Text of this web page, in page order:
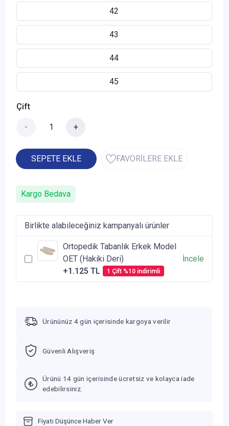
42
43
44
45
Çift
- +
SEPETE EKLE FAVORİLERE EKLE
Kargo Bedava
Birlikte alabileceğiniz kampanyalı ürünler
Ortopedik Tabanlık Erkek Model
OET (Hakiki Deri)
+1.125 TL
1 Çift %10 indirimli
İncele
Ürününüz 4 gün içerisinde kargoya verilir
Güvenli Alışveriş
Ürünü 14 gün içerisinde ücretsiz ve kolayca iade
edebilirsiniz.
Fiyatı Düşünce Haber Ver